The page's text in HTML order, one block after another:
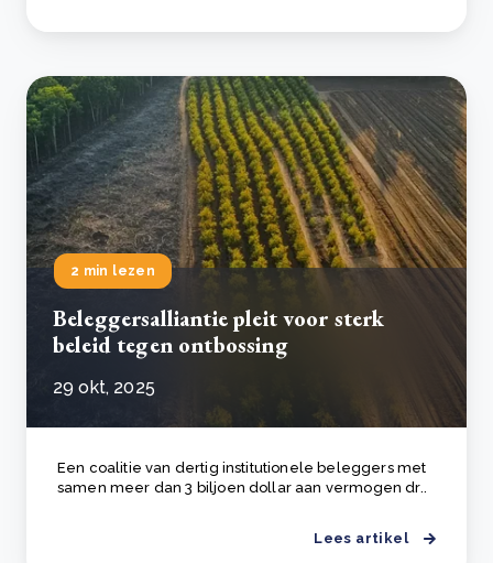
2 min lezen
Beleggersalliantie pleit voor sterk
beleid tegen ontbossing
29 okt, 2025
Een coalitie van dertig institutionele beleggers met
samen meer dan 3 biljoen dollar aan vermogen dr..
Lees artikel